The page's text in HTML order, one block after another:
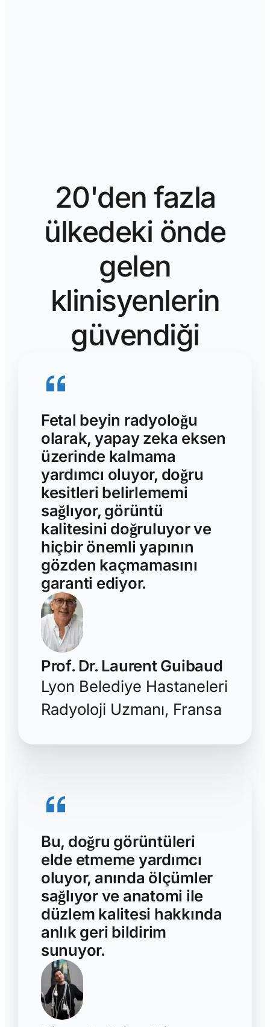
20'den fazla
ülkedeki önde
gelen
klinisyenlerin
güvendiği
Fetal beyin radyoloğu
olarak, yapay zeka eksen
üzerinde kalmama
yardımcı oluyor, doğru
kesitleri belirlememi
sağlıyor, görüntü
kalitesini doğruluyor ve
hiçbir önemli yapının
gözden kaçmamasını
garanti ediyor.
Prof. Dr. Laurent Guibaud
Lyon Belediye Hastaneleri
Radyoloji Uzmanı, Fransa
Bu, doğru görüntüleri
elde etmeme yardımcı
oluyor, anında ölçümler
sağlıyor ve anatomi ile
düzlem kalitesi hakkında
anlık geri bildirim
sunuyor.